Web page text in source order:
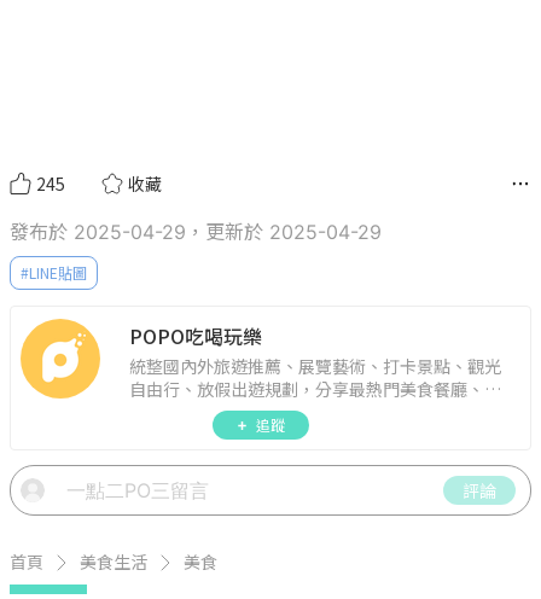
245 收藏
發布於 2025-04-29，更新於 2025-04-29
#LINE貼圖
POPO吃喝玩樂
統整國內外旅遊推薦、展覽藝術、打卡景點、觀光
自由行、放假出遊規劃，分享最熱門美食餐廳、約
會聚餐、人氣甜點、速食手搖飲、3C科技、心理測
驗、星座運勢、生活雜貨、吃喝玩樂實用資訊。
追蹤
評論
首頁 美食生活 美食